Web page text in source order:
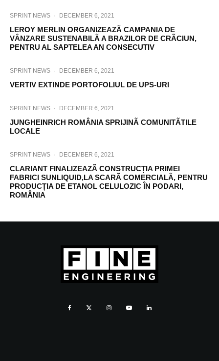
SPRINT NEWS · DECEMBER 6, 2021
LEROY MERLIN ORGANIZEAZÃ CAMPANIA DE
VÂNZARE SUSTENABILÃ A BRAZILOR DE CRÃCIUN,
PENTRU AL SAPTELEA AN CONSECUTIV
SPRINT NEWS · DECEMBER 6, 2021
VERTIV EXTINDE PORTOFOLIUL DE UPS-URI
SPRINT NEWS · DECEMBER 6, 2021
JUNGHEINRICH ROMÂNIA SPRIJINÃ COMUNITÃTILE
LOCALE
SPRINT NEWS · DECEMBER 6, 2021
CLARIANT FINALIZEAZÃ CONSTRUCȚIA PRIMEI
FABRICI SUNLIQUID,LA SCARÃ COMERCIALÃ, PENTRU
PRODUCȚIA DE ETANOL CELULOZIC ÎN PODARI,
ROMÂNIA